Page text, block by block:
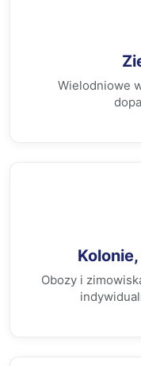
Wielodniowe
Obozy i